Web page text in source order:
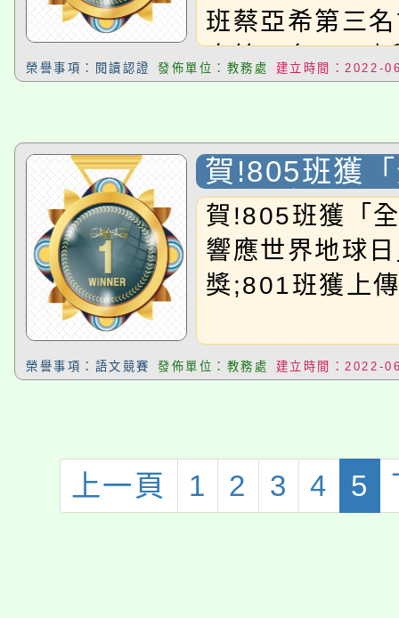
班蔡亞希第三
奇第一名806班
名804班葉昕
榮譽事項：閱讀認證 發佈單位：教務處 建立時間：2022-
賀!805班獲
日 響應世界
佳人氣獎
影片獎
賀!805班獲「
響應世界地球
獎;801班獲上
榮譽事項：語文競賽 發佈單位：教務處 建立時間：2022-
上一頁 1 2 3 4 5